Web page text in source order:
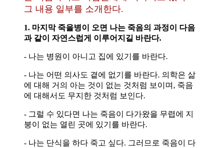
그 내용 일부를 소개한다.
1. 마지막 죽을병이 오면 나는 죽음의 과정이 다음
과 같이 자연스럽게 이루어지길 바란다.
- 나는 병원이 아니고 집에 있기를 바란다.
- 나는 어떤 의사도 곁에 없기를 바란다. 의학은 삶
에 대해 거의 아는 것이 없는 것처럼 보이며, 죽음
에 대해서도 무지한 것처럼 보인다.
- 그럴 수 있다면 나는 죽음이 다가왔을 무렵에 지
붕이 없는 열린 곳에 있기를 바란다.
- 나는 단식을 하다 죽고 싶다. 그러므로 죽음이 다